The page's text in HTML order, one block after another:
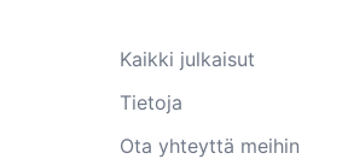
Kaikki julkaisut
Tietoja
Ota yhteyttä meihin